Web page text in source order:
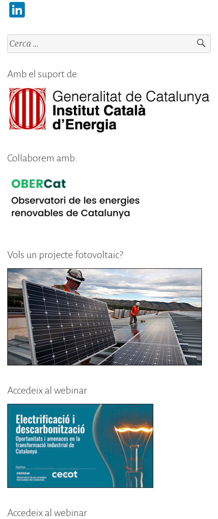
k
e
dI
n
Cerca:
Amb el suport de:
Col·laborem amb:
Vols un projecte fotovoltaic?
Accedeix al webinar
Accedeix al webinar